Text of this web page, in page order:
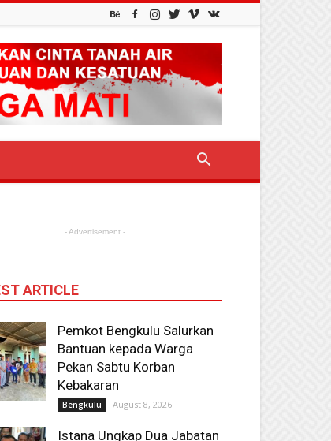
- Advertisement -
ARTICLE
Pemkot Bengkulu Salurkan
Bantuan kepada Warga
Pekan Sabtu Korban
Kebakaran
Bengkulu August 8, 2026
Istana Ungkap Dua Jabatan